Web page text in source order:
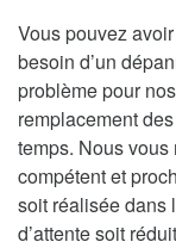
Vous pouvez
besoin d’un
problème pour
remplacement
temps. Nous
compétent et
soit réalisée dans
d’attente soit